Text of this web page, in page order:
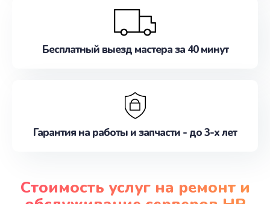
Бесплатный выезд мастера за 40 минут
Гарантия на работы и запчасти - до 3-х лет
Стоимость услуг на ремонт и